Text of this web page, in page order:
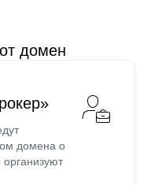
домен
домена о